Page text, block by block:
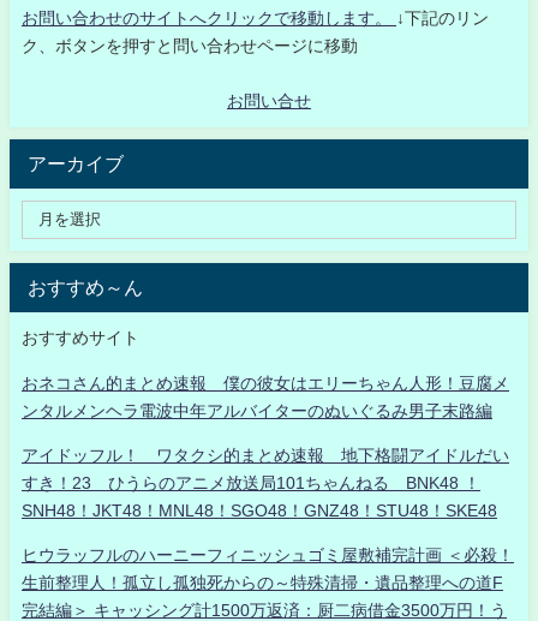
お問い合わせのサイトへクリックで移動します。
↓下記のリン
ク、ボタンを押すと問い合わせページに移動
お問い合せ
アーカイブ
おすすめ～ん
おすすめサイト
おネコさん的まとめ速報 僕の彼女はエリーちゃん人形！豆腐メ
ンタルメンヘラ電波中年アルバイターのぬいぐるみ男子末路編
アイドッフル！ ワタクシ的まとめ速報 地下格闘アイドルだい
すき！23 ひうらのアニメ放送局101ちゃんねる BNK48 ！
SNH48！JKT48！MNL48！SGO48！GNZ48！STU48！SKE48
ヒウラッフルのハーニーフィニッシュゴミ屋敷補完計画 ＜必殺！
生前整理人！孤立し孤独死からの～特殊清掃・遺品整理への道F
完結編＞ キャッシング計1500万返済：厨二病借金3500万円！う